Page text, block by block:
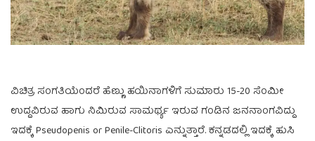
ವಿಚಿತ್ರ ಸಂಗತಿಯೆಂದರೆ ಹೆಣ್ಣು ಹಯಿನಾಗಳಿಗೆ ಸುಮಾರು 15-20 ಸೆಂಮೀ
ಉದ್ದವಿರುವ ಹಾಗು ನಿಮಿರುವ ಸಾಮರ್ಥ್ಯ ಇರುವ ಗಂಡಿನ ಜನನಾಂಗವಿದ್ದು
ಇದಕ್ಕೆ Pseudopenis or Penile-Clitoris ಎನ್ನುತ್ತಾರೆ. ಕನ್ನಡದಲ್ಲಿ ಇದಕ್ಕೆ ಹುಸಿ